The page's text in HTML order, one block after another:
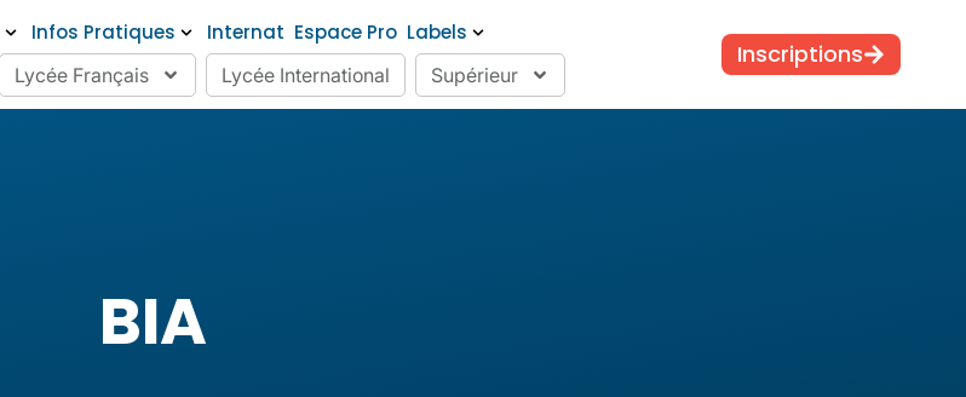
Infos Pratiques Internat Espace Pro Labels
Lycée Français Lycée International Supérieur
Inscriptions
BIA